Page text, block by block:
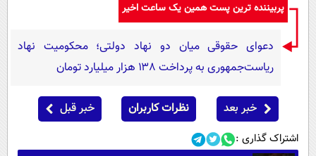
پربیننده ترین پست همین یک ساعت اخیر
دعوای حقوقی میان دو نهاد دولتی؛ محکومیت نهاد
ریاست‌جمهوری به پرداخت ۱۳۸ هزار میلیارد تومان
خبر بعد نظرات کاربران خبر قبل
اشتراک گذاری :